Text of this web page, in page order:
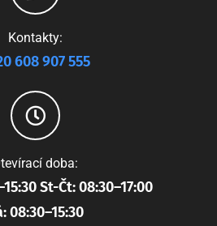
Kontakty:
608 907 555
doba:
St-Čt: 08:30–17:00
08:30–15:30